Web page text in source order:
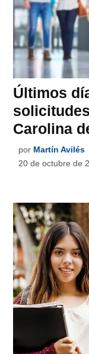
Últimos
Carolina
por Martín Avilés
20 de octubre de